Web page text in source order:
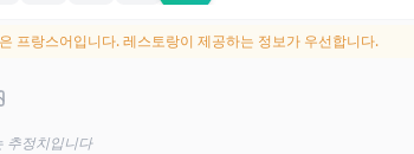
프랑스어입니다. 레스토랑이 제공하는 정보가 우선합니다.
추정치입니다